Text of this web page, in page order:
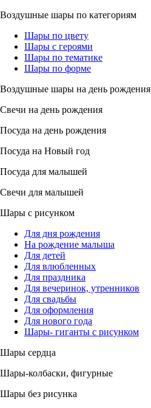
Воздушные шары по категориям
Шары по цвету
Шары с героями
Шары по тематике
Шары по форме
Воздушные шары на день рождения
Свечи на день рождения
Посуда на день рождения
Посуда на Новый год
Посуда для малышей
Свечи для малышей
Шары с рисунком
Для дня рождения
На рождение малыша
Для детей
Для влюбленных
Для праздника
Для вечеринок, утренников
Для свадьбы
Для оформления
Для нового года
Шары- гиганты с рисунком
Шары сердца
Шары-колбаски, фигурные
Шары без рисунка